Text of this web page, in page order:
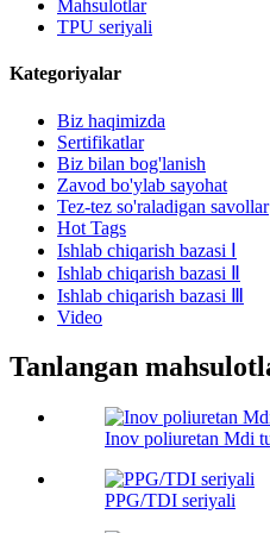
Mahsulotlar
TPU seriyali
Kategoriyalar
Biz haqimizda
Sertifikatlar
Biz bilan bog'lanish
Zavod bo'ylab sayohat
Tez-tez so'raladigan savollar
Hot Tags
Ishlab chiqarish bazasi Ⅰ
Ishlab chiqarish bazasi Ⅱ
Ishlab chiqarish bazasi Ⅲ
Video
Tanlangan
Inov poliuretan Mdi
PPG/TDI seriyali